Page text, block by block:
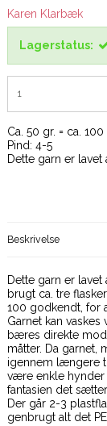
Karen Klarbæk
Lagerstatus:
Ca. 50 gr. = ca. 100
Pind: 4-5
Dette garn er
Beskrivelse
Dette garn er
brugt ca. tre
100 godkendt, for
Garnet kan
bæres direkte mod
måtter. Da
igennem længere
være enkle hynder
fantasien det
Der går 2-3
genbrugt alt det